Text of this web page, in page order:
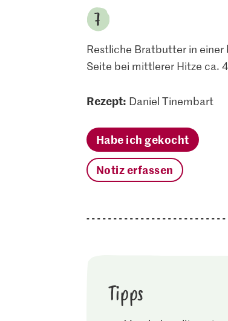
Restliche Bratbutter in
Seite bei mittlerer Hitze ca.
Rezept: Daniel Tinembart
Habe ich gekocht
Notiz erfassen
Tipps